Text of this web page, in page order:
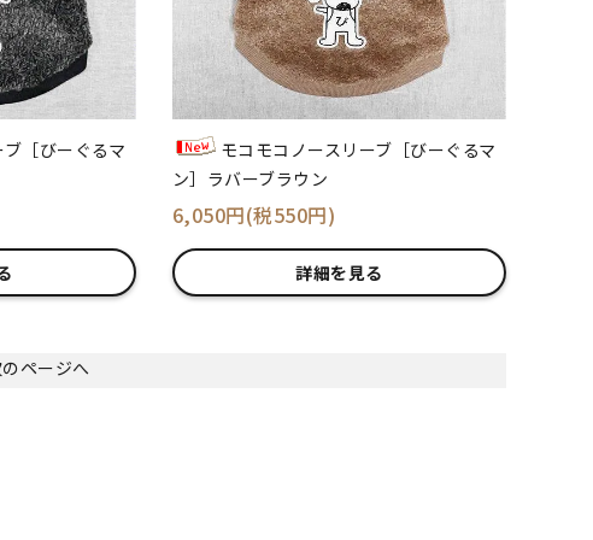
［びーぐるマ
モコモコノースリーブ［びーぐるマ
ン］ラバーブラウン
6,050円(税550円)
詳細を見る
ページへ